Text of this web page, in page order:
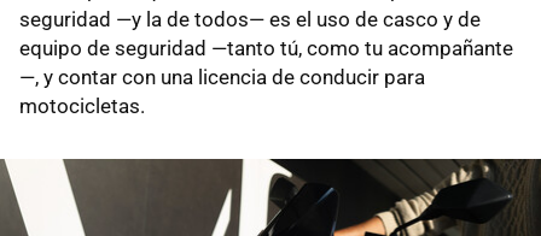
seguridad —y la de todos— es el uso de casco y de
equipo de seguridad —tanto tú, como tu acompañante
—, y contar con una licencia de conducir para
motocicletas.